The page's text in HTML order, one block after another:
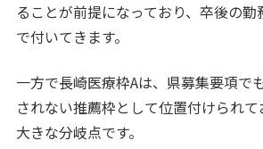
ることが前提になっており、卒後の勤
で付いてきます。
一方で長崎医療枠Aは、県募集要項で
されない推薦枠として位置付けられ
大きな分岐点です。